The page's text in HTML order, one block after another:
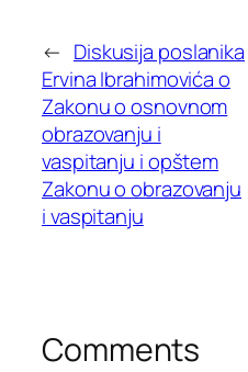
← Diskusija poslanika
Ervina Ibrahimovića o
Zakonu o osnovnom
obrazovanju i
vaspitanju i opštem
Zakonu o obrazovanju
i vaspitanju
Comments